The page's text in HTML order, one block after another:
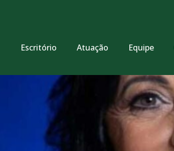
Escritório Atuação Equipe